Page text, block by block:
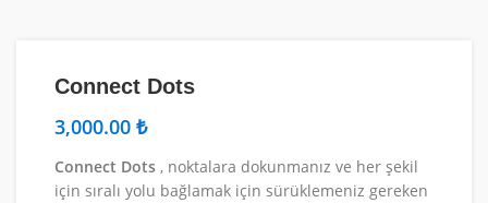
Connect Dots
₺
Connect Dots , noktalara dokunmanız ve her şekil
için sıralı yolu bağlamak için sürüklemeniz gereken